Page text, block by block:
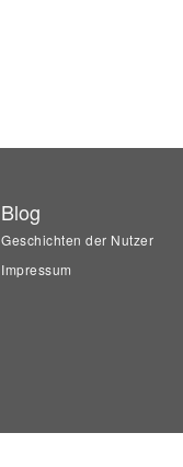
Blog
Geschichten der Nutzer
Impressum